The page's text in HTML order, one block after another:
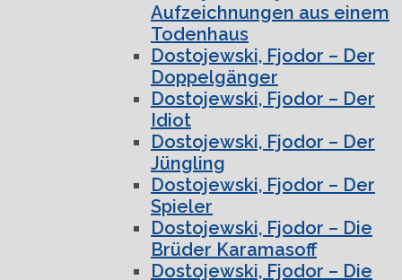
Aufzeichnungen aus einem
Todenhaus
Dostojewski, Fjodor – Der
Doppelgänger
Dostojewski, Fjodor – Der
Idiot
Dostojewski, Fjodor – Der
Jüngling
Dostojewski, Fjodor – Der
Spieler
Dostojewski, Fjodor – Die
Brüder Karamasoff
Dostojewski, Fjodor – Die